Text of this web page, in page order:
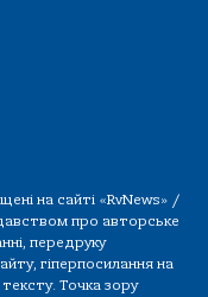
на сайті «RvNews» /
про авторське
передруку
гіперпосилання на
Точка зору